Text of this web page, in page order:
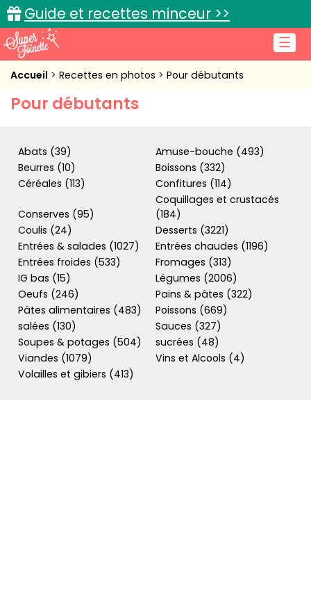
☰
Guide et recettes minceur >>
Accueil
Recettes de cuisine
L'actu cuisine
Connexion
Accueil Recettes en photos Pour débutants
Pour débutants
Abats (39)
Amuse-bouche (493)
Beurres (10)
Boissons (332)
Céréales (113)
Confitures (114)
Conserves (95)
Coquillages et crustacés
(184)
Coulis (24)
Desserts (3221)
Entrées & salades (1027)
Entrées chaudes (1196)
Entrées froides (533)
Fromages (313)
IG bas (15)
Légumes (2006)
Oeufs (246)
Pains & pâtes (322)
Pâtes alimentaires (483)
Poissons (669)
salées (130)
Sauces (327)
Soupes & potages (504)
sucrées (48)
Viandes (1079)
Vins et Alcools (4)
Volailles et gibiers (413)